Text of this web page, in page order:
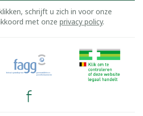
schrijft u zich in voor onze
met onze privacy policy.